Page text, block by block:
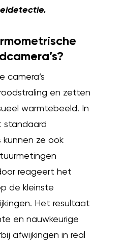
camera’s
en zetten
warmtebeeld. In
standaard
kunnen ze ook
reageert het
de kleinste
Het resultaat
en nauwkeurige
afwijkingen in real